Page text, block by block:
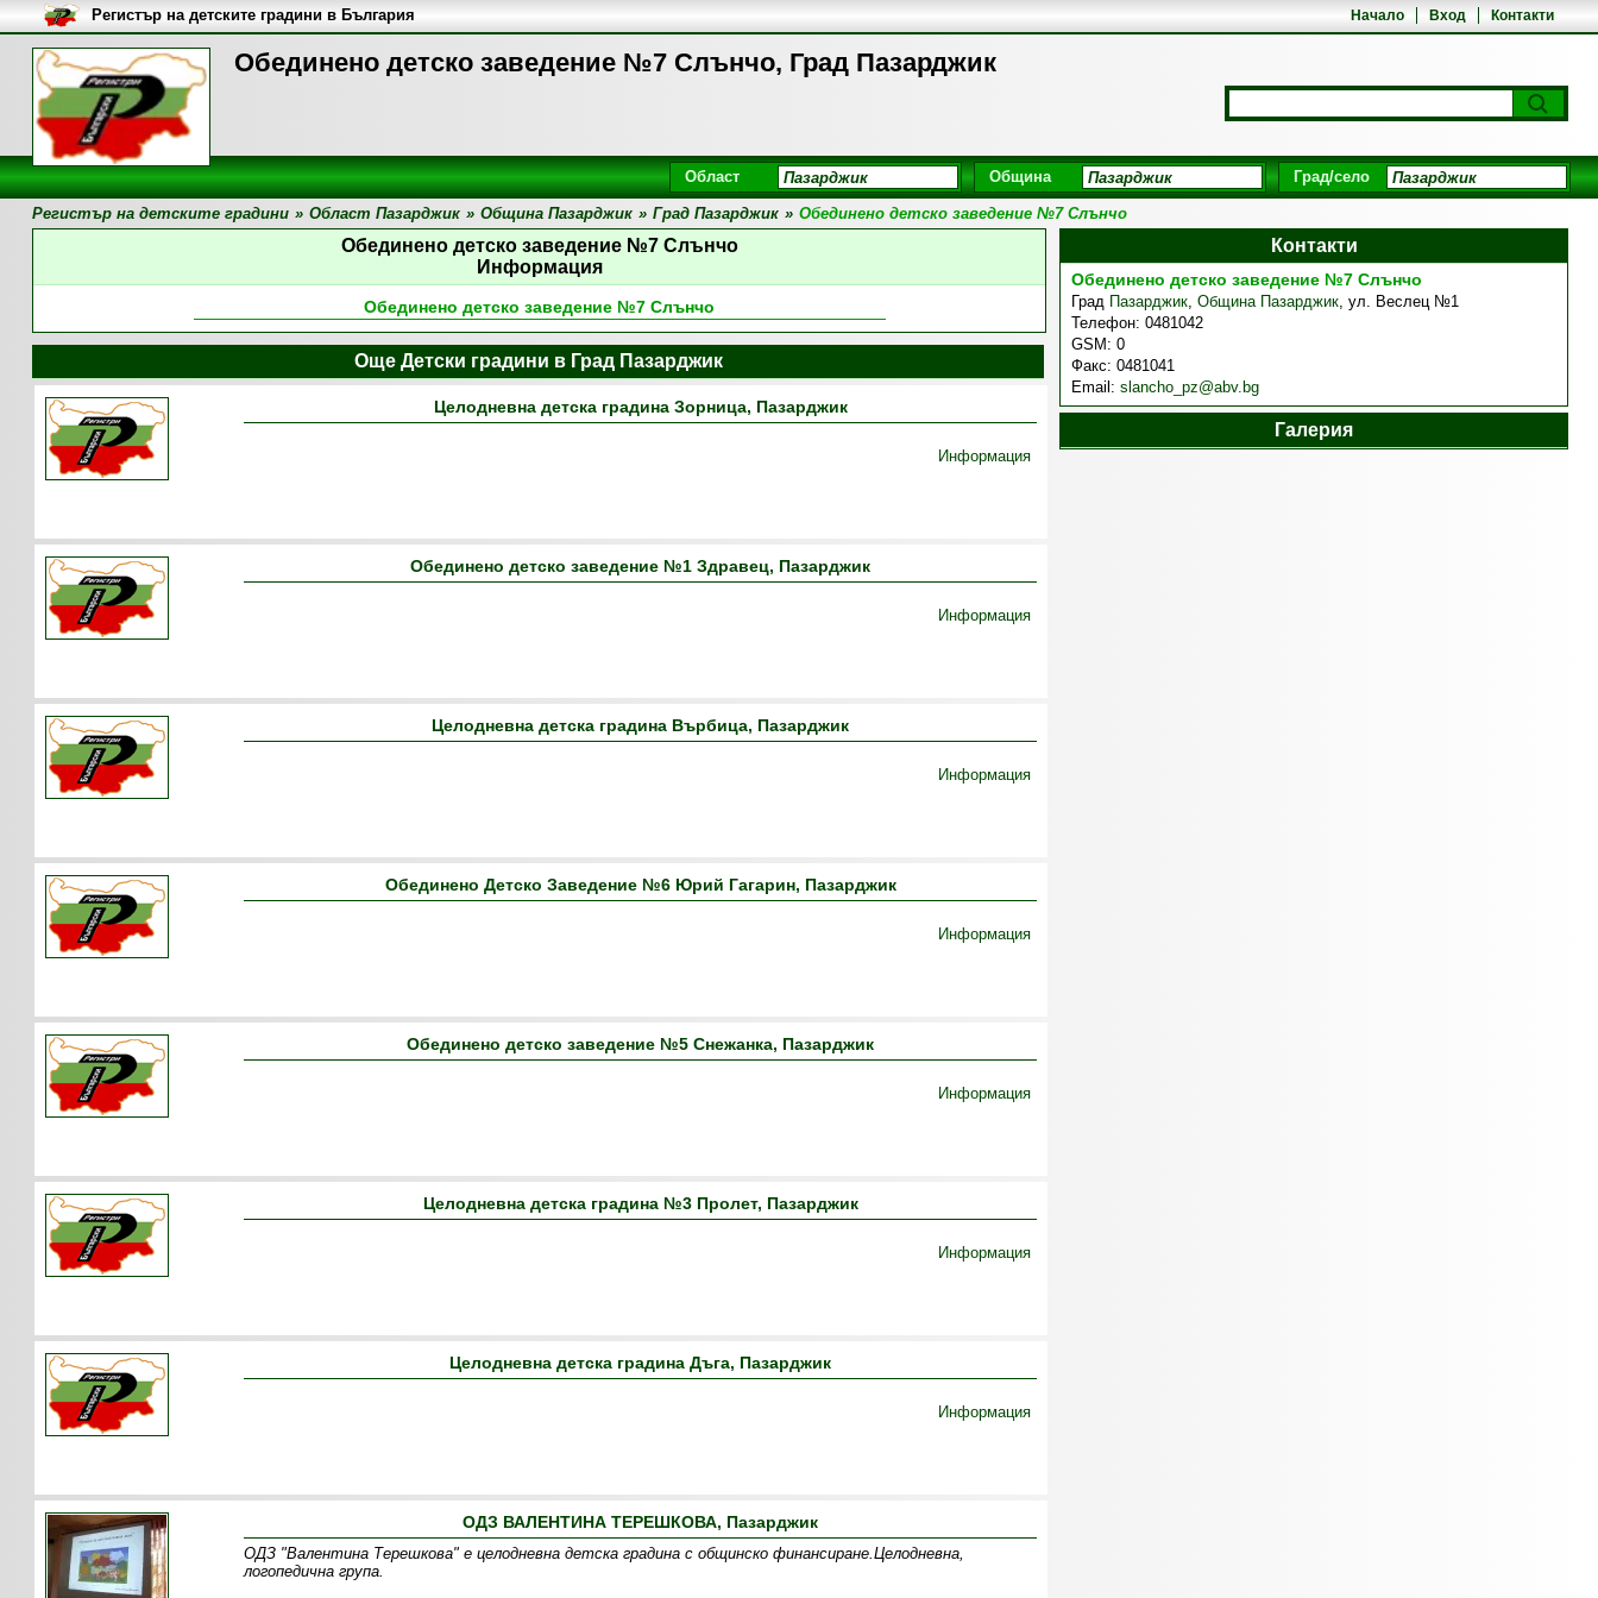
Обединено детско заведение №7 Слънчо, Град Пазарджик
Начало Вход Контакти
Регистър на детските градини в България
Област Община Град/село
Регистър на детските градини » Област Пазарджик » Община Пазарджик » Град Пазарджик » Обединено детско заведение №7 Слънчо
Обединено детско заведение №7 Слънчо
Информация
Обединено детско заведение №7 Слънчо
Контакти
Обединено детско заведение №7 Слънчо
Град Пазарджик, Община Пазарджик, ул. Веслец №1
Телефон: 0481042
GSM: 0
Факс: 0481041
Email: slancho_pz@abv.bg
Галерия
Още Детски градини в Град Пазарджик
Целодневна детска градина Зорница, Пазарджик
Информация
Обединено детско заведение №1 Здравец, Пазарджик
Информация
Целодневна детска градина Върбица, Пазарджик
Информация
Обединено Детско Заведение №6 Юрий Гагарин, Пазарджик
Информация
Обединено детско заведение №5 Снежанка, Пазарджик
Информация
Целодневна детска градина №3 Пролет, Пазарджик
Информация
Целодневна детска градина Дъга, Пазарджик
Информация
ОДЗ ВАЛЕНТИНА ТЕРЕШКОВА, Пазарджик
ОДЗ "Валентина Терешкова" е целодневна детска градина с общинско финансиране.Целодневна,
логопедична група.